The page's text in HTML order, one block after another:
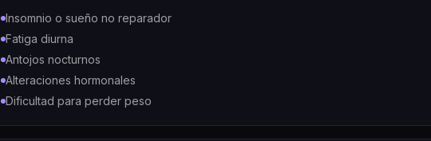
Insomnio o sueño no reparador
Fatiga diurna
Antojos nocturnos
Alteraciones hormonales
Dificultad para perder peso